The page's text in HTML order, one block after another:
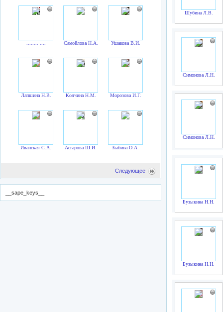
Самойлова Н.А. Ушакова В.И.
Лапшина Н.В. Колчина Н.М. Морозова И.Г.
Иванская С.А. Асгарова Ш.И. Зыбина О.А.
Следующее
__sape_keys__
Шубина Л.В.
Симонова Л.Н.
Симонова Л.Н.
Бузыкина Н.Н.
Бузыкина Н.Н.